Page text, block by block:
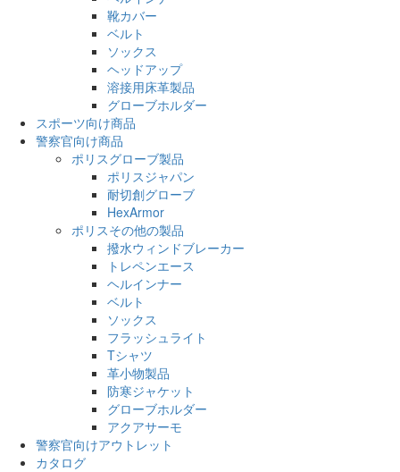
靴カバー
ベルト
ソックス
ヘッドアップ
溶接用床革製品
グローブホルダー
スポーツ向け商品
警察官向け商品
ポリスグローブ製品
ポリスジャパン
耐切創グローブ
HexArmor
ポリスその他の製品
撥水ウィンドブレーカー
トレペンエース
ヘルインナー
ベルト
ソックス
フラッシュライト
Tシャツ
革小物製品
防寒ジャケット
グローブホルダー
アクアサーモ
警察官向けアウトレット
カタログ